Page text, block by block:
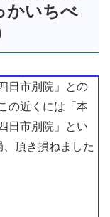
かいちべ
日市別院」との
の近くには「本
日市別院」とい
頂き損ねました